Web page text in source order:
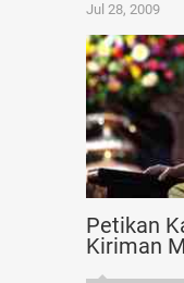
Jul 28, 2009
Petikan
Kiriman